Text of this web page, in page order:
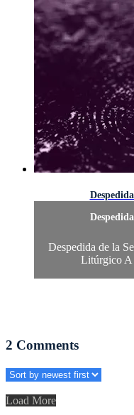
Despedida de la
Litúrgico A
2 Comments
Load More